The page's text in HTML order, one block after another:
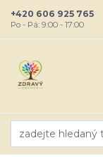
+420 606 925 765
Po - Pá: 9:00 - 17:00